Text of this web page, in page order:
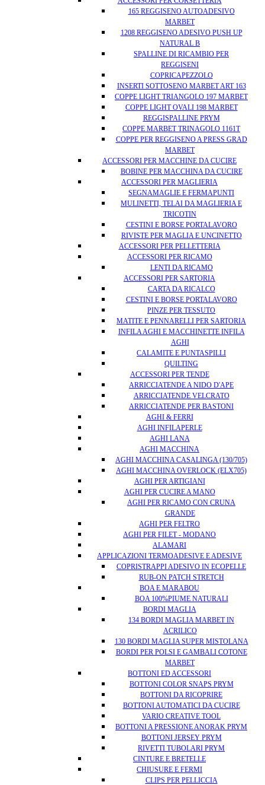
165 REGGISENO AUTOADESIVO
MARBET
1208 REGGISENO ADESIVO PUSH UP
NATURAL B
SPALLINE DI RICAMBIO PER
REGGISENI
COPRICAPEZZOLO
INSERTI SOTTOSENO MARBET ART 163
COPPE LIGHT TRIANGOLO 197 MARBET
COPPE LIGHT OVALI 198 MARBET
REGGISPALLINE PRYM
COPPE MARBET TRINAGOLO 1161T
COPPE PER REGGISENO A PRESS GRAD
MARBET
ACCESSORI PER MACCHINE DA CUCIRE
BOBINE PER MACCHINA DA CUCIRE
ACCESSORI PER MAGLIERIA
SEGNAMAGLIE E FERMAPUNTI
MULINETTI, TELAI DA MAGLIERIA E
TRICOTIN
CESTINI E BORSE PORTALAVORO
RIVISTE PER MAGLIA E UNCINETTO
ACCESSORI PER PELLETTERIA
ACCESSORI PER RICAMO
LENTI DA RICAMO
ACCESSORI PER SARTORIA
CARTA DA RICALCO
CESTINI E BORSE PORTALAVORO
PINZE PER TESSUTO
MATITE E PENNARELLI PER SARTORIA
INFILA AGHI E MACCHINETTE INFILA
AGHI
CALAMITE E PUNTASPILLI
QUILTING
ACCESSORI PER TENDE
ARRICCIATENDE A NIDO D'APE
ARRICCIATENDE VELCRATO
ARRICCIATENDE PER BASTONI
AGHI & FERRI
AGHI INFILAPERLE
AGHI LANA
AGHI MACCHINA
AGHI MACCHINA CASALINGA (130/705)
AGHI MACCHINA OVERLOCK (ELX705)
AGHI PER ARTIGIANI
AGHI PER CUCIRE A MANO
AGHI PER RICAMO CON CRUNA
GRANDE
AGHI PER FELTRO
AGHI PER FILET - MODANO
ALAMARI
APPLICAZIONI TERMOADESIVE E ADESIVE
COPRISTRAPPI ADESIVO IN ECOPELLE
RUB-ON PATCH STRETCH
BOA E MARABOU
BOA 100%PIUME NATURALI
BORDI MAGLIA
134 BORDI MAGLIA MARBET IN
ACRILICO
130 BORDI MAGLIA SUPER MISTOLANA
BORDI PER POLSI E GAMBALI COTONE
MARBET
BOTTONI ED ACCESSORI
BOTTONI COLOR SNAPS PRYM
BOTTONI DA RICOPRIRE
BOTTONI AUTOMATICI DA CUCIRE
VARIO CREATIVE TOOL
BOTTONI A PRESSIONE ANORAK PRYM
BOTTONI JERSEY PRYM
RIVETTI TUBOLARI PRYM
CINTURE E BRETELLE
CHIUSURE E FERMI
CLIPS PER PELLICCIA